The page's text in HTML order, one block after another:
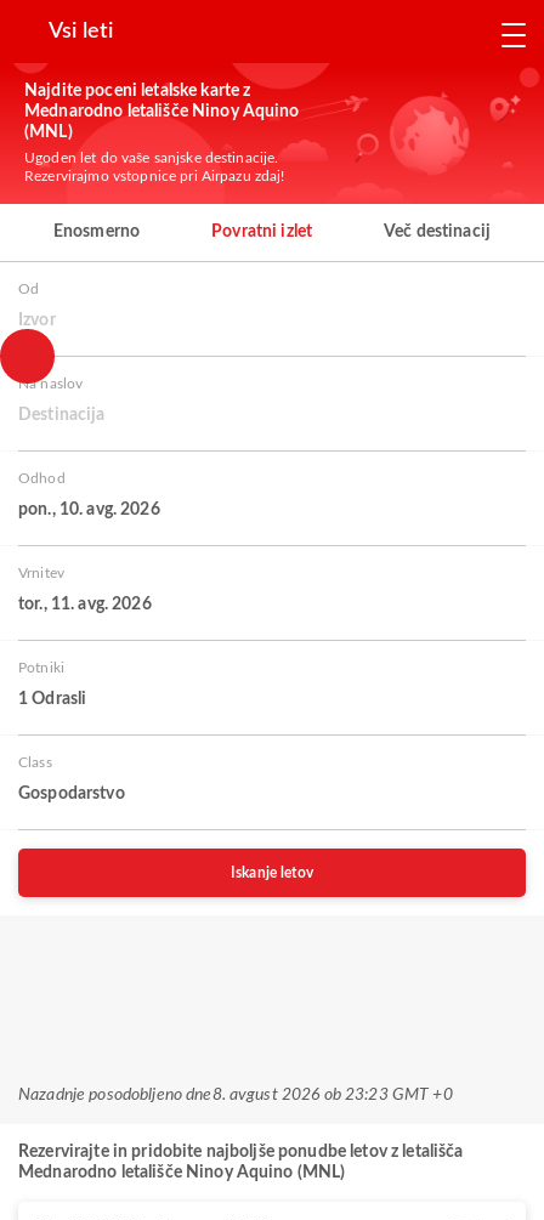
Vsi leti
Najdite poceni letalske karte z
Mednarodno letališče Ninoy Aquino
(MNL)
Ugoden let do vaše sanjske destinacije.
Rezervirajmo vstopnice pri Airpazu zdaj!
Enosmerno Povratni izlet Več destinacij
Od
Izvor
Na naslov
Destinacija
Odhod
pon., 10. avg. 2026
Vrnitev
tor., 11. avg. 2026
Potniki
1 Odrasli
Class
Gospodarstvo
Iskanje letov
Nazadnje posodobljeno dne8. avgust 2026 ob 23:23 GMT +0
Rezervirajte in pridobite najboljše ponudbe letov z letališča
Mednarodno letališče Ninoy Aquino (MNL)